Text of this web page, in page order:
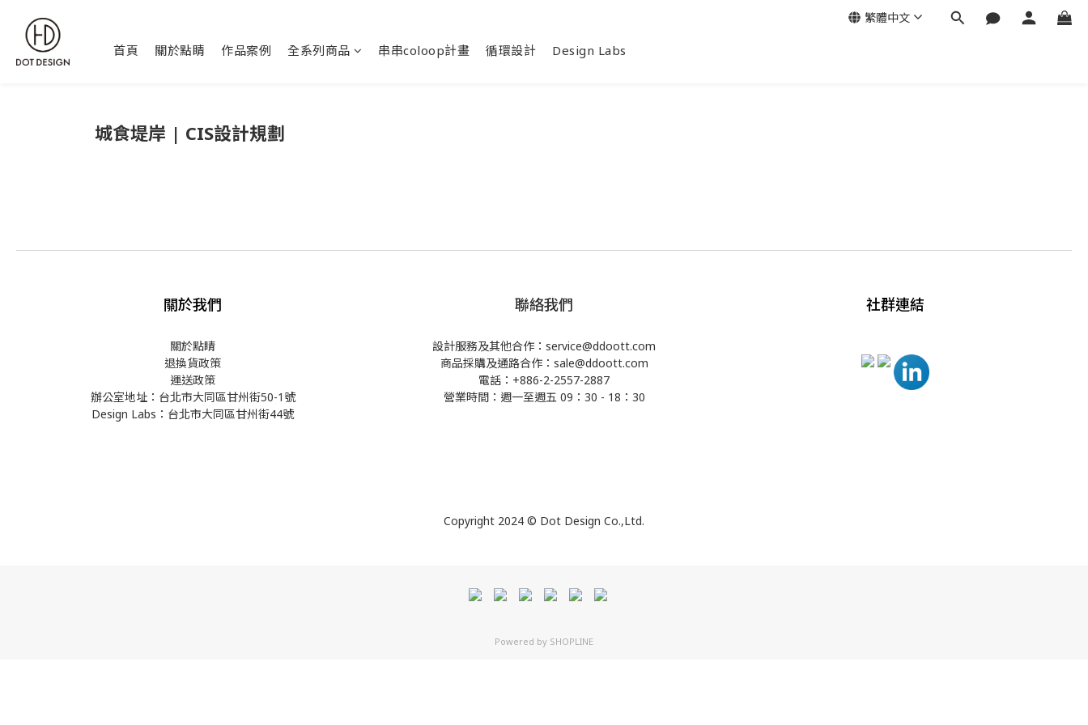
首頁 關於點睛 作品案例 全系列商品 串串coloop計畫 循環設計 Design Labs
繁體中文
城食堤岸 | CIS設計規劃
關於我們
關於點睛
退換貨政策
運送政策
辦公室地址：台北市大同區甘州街50-1號
Design Labs：台北市大同區甘州街44號
聯絡我們
設計服務及其他合作：service@ddoott.com
商品採購及通路合作：sale@ddoott.com
電話：+886-2-2557-2887
營業時間：週一至週五 09：30 - 18：30
社群連結
Copyright 2024 © Dot Design Co.,Ltd.
Powered by SHOPLINE